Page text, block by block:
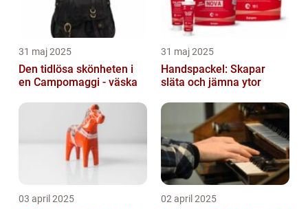
31 maj 2025
Den tidlösa skönheten i
en Campomaggi - väska
31 maj 2025
Handspackel: Skapar
släta och jämna ytor
03 april 2025 02 april 2025